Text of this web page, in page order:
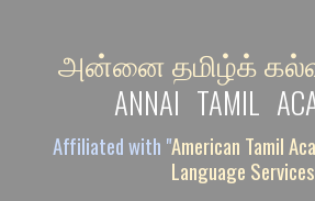
அன்னை தமிழ்க்
ANNAI TAMIL
Affiliated with "American Tamil
Language Services